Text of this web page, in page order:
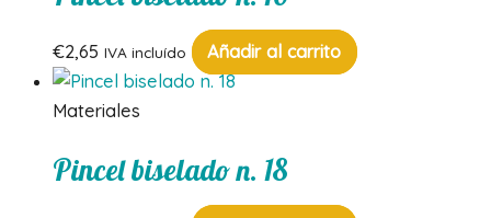
€2,65 IVA incluído Añadir al carrito
Materiales
Pincel biselado n. 18